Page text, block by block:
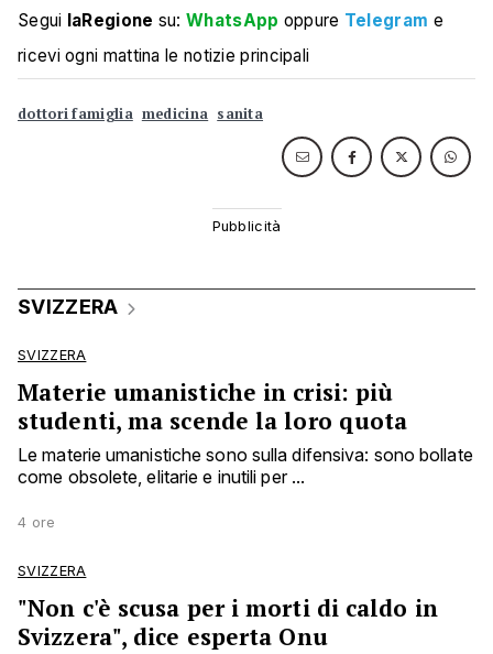
Segui laRegione su:WhatsApp oppure Telegram e
ricevi ogni mattina le notizie principali
dottori famiglia medicina sanita
SVIZZERA
SVIZZERA
Materie umanistiche in crisi: più
studenti, ma scende la loro quota
Le materie umanistiche sono sulla difensiva: sono bollate
come obsolete, elitarie e inutili per ...
4 ore
SVIZZERA
"Non c'è scusa per i morti di caldo in
Svizzera", dice esperta Onu